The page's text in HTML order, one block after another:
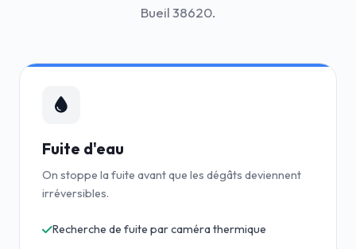
Bueil 38620.
Fuite d'eau
On stoppe la fuite avant que les dégâts deviennent
irréversibles.
Recherche de fuite par caméra thermique